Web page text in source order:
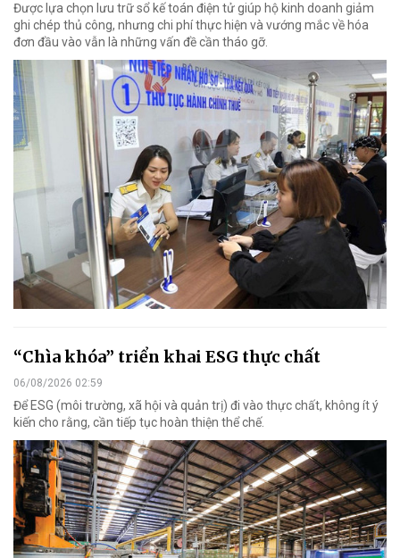
Được lựa chọn lưu trữ sổ kế toán điện tử giúp hộ kinh doanh giảm
ghi chép thủ công, nhưng chi phí thực hiện và vướng mắc về hóa
đơn đầu vào vẫn là những vấn đề cần tháo gỡ.
“Chìa khóa” triển khai ESG thực chất
06/08/2026 02:59
Để ESG (môi trường, xã hội và quản trị) đi vào thực chất, không ít ý
kiến cho rằng, cần tiếp tục hoàn thiện thể chế.